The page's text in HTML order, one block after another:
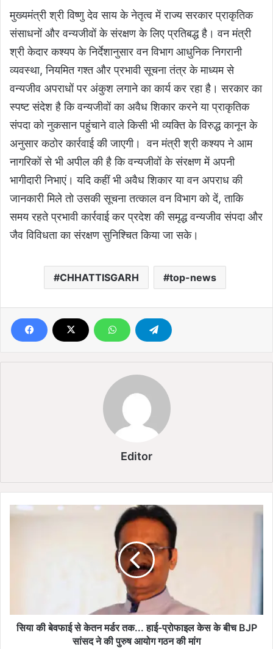
मुख्यमंत्री श्री विष्णु देव साय के नेतृत्व में राज्य सरकार प्राकृतिक
संसाधनों और वन्यजीवों के संरक्षण के लिए प्रतिबद्ध है। वन मंत्री
श्री केदार कश्यप के निर्देशानुसार वन विभाग आधुनिक निगरानी
व्यवस्था, नियमित गश्त और प्रभावी सूचना तंत्र के माध्यम से
वन्यजीव अपराधों पर अंकुश लगाने का कार्य कर रहा है। सरकार का
स्पष्ट संदेश है कि वन्यजीवों का अवैध शिकार करने या प्राकृतिक
संपदा को नुकसान पहुंचाने वाले किसी भी व्यक्ति के विरुद्ध कानून के
अनुसार कठोर कार्रवाई की जाएगी। वन मंत्री श्री कश्यप ने आम
नागरिकों से भी अपील की है कि वन्यजीवों के संरक्षण में अपनी
भागीदारी निभाएं। यदि कहीं भी अवैध शिकार या वन अपराध की
जानकारी मिले तो उसकी सूचना तत्काल वन विभाग को दें, ताकि
समय रहते प्रभावी कार्रवाई कर प्रदेश की समृद्ध वन्यजीव संपदा और
जैव विविधता का संरक्षण सुनिश्चित किया जा सके।
CHHATTISGARH top-news
Editor
के
सिया की बेवफाई से केतन मर्डर तक... हाई-प्रोफाइल केस के बीच BJP
सांसद ने की पुरुष आयोग गठन की मांग